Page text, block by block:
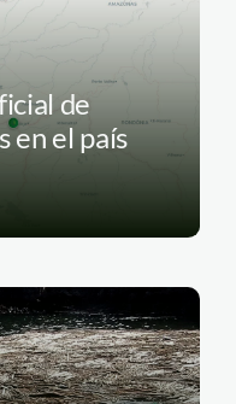
de
en el país